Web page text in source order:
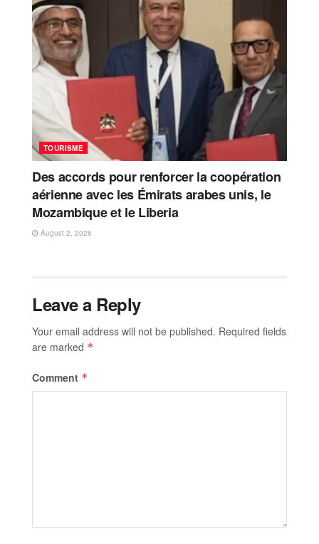
TOURISME
Des accords pour renforcer la coopération
aérienne avec les Émirats arabes unis, le
Mozambique et le Liberia
August 2, 2026
Leave a Reply
Your email address will not be published. Required fields
are marked *
Comment *